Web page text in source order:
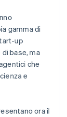
gamma di
up
base, ma
che
e
ora il